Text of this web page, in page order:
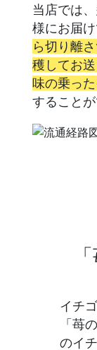
当店では
様にお届け
ら切り離
穫してお
味の乗っ
することが
イチ
「苺
のイ